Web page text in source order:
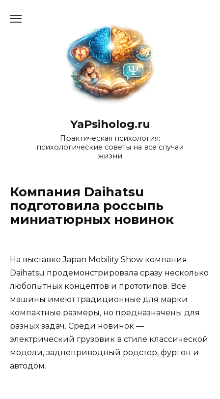
YaPsiholog.ru
Практическая психология:
психологические советы на все случаи
жизни
Компания Daihatsu
подготовила россыпь
миниатюрных новинок
На выставке Japan Mobility Show компания
Daihatsu продемонстрировала сразу несколько
любопытных концептов и прототипов. Все
машины имеют традиционные для марки
компактные размеры, но предназначены для
разных задач. Среди новинок —
электрический грузовик в стиле классической
модели, заднеприводный родстер, фургон и
автодом.